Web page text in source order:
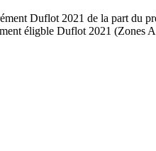
Duflot 2021 de la part du
éligble Duflot 2021 (Zones